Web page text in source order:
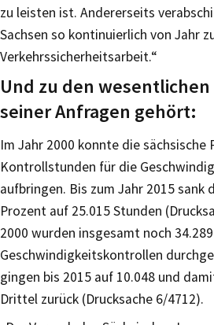
zu leisten ist. Andererseits
Sachsen so kontinuierlich von Jahr
Verkehrssicherheitsarbeit.“
Und zu den
seiner Anfragen gehört:
Im Jahr 2000 konnte die sächsische
Kontrollstunden für die
aufbringen. Bis zum Jahr 2015 sank
Prozent auf 25.015 Stunden
2000 wurden insgesamt noch 34.289
Geschwindigkeitskontrollen
gingen bis 2015 auf 10.048 und
Drittel zurück (Drucksache 6/4712).